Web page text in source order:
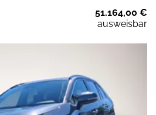
51.164,00 €
ausweisbar